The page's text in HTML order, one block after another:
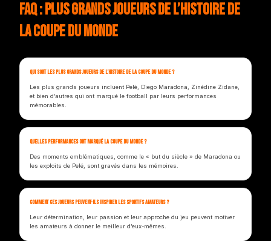
FAQ : Plus Grands Joueurs de l’Histoire de
la Coupe du Monde
Qui sont les plus grands joueurs de l’histoire de la Coupe du Monde ?
Les plus grands joueurs incluent Pelé, Diego Maradona, Zinédine Zidane,
et bien d’autres qui ont marqué le football par leurs performances
mémorables.
Quelles performances ont marqué la Coupe du Monde ?
Des moments emblématiques, comme le « but du siècle » de Maradona ou
les exploits de Pelé, sont gravés dans les mémoires.
Comment ces joueurs peuvent-ils inspirer les sportifs amateurs ?
Leur détermination, leur passion et leur approche du jeu peuvent motiver
les amateurs à donner le meilleur d’eux-mêmes.